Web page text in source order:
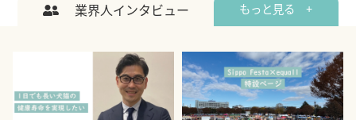
業界人インタビュー もっと見る +